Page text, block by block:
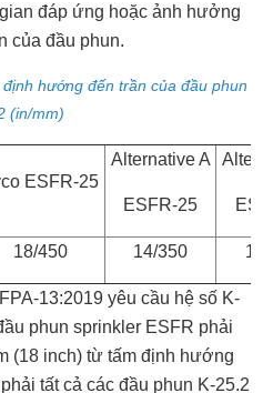
đáp ứng hoặc ảnh hưởng
của đầu phun.
hướng đến trần của đầu phun
(in/mm)
ESFR-25
Alternative A
ESFR-25
18/450 14/350
13:2019 yêu cầu hệ số K-
phun sprinkler ESFR phải
(18 inch) từ tấm định hướng
tất cả các đầu phun K-25.2